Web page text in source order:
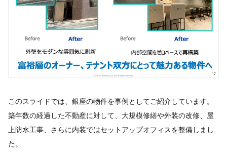
このスライドでは、銀座の物件を事例としてご紹介しています。
築年数の経過した不動産に対して、大規模修繕や外装の改修、屋
上防水工事、さらに内装ではセットアップオフィスを整備しまし
た。